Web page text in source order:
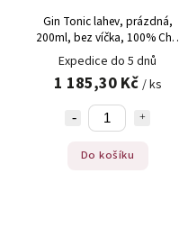
Gin Tonic lahev, prázdná,
200ml, bez víčka, 100% Chef
(100/0073), 24 ks
Expedice do 5 dnů
1 185,30 Kč / ks
Do košíku